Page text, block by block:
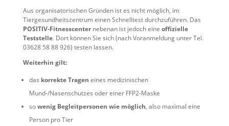
Aus organisatorischen Gründen ist es nicht möglich, im
Tiergesundheitszentrum einen Schnelltest durchzuführen. Das
POSITIV-Fitnesscenternebenan ist jedoch eine offizielle
Teststelle. Dort können Sie sich (nach Voranmeldung unter Tel.
03628 58 88 926) testen lassen.
Weiterhin gilt:
das korrekte Tragen eines medizinischen
Mund-/Nasenschutzes oder einer FFP2-Maske
sowenig Begleitpersonen wie möglich, also maximal eine
Person pro Tier